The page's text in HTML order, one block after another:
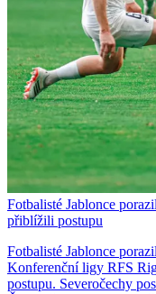
Fotbalisté Jablonce
přiblížili postupu
Fotbalisté Jablonce
Konferenční ligy RFS
postupu. Severočechy